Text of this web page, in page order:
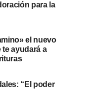
para la
el nuevo
ayudará a
“El poder